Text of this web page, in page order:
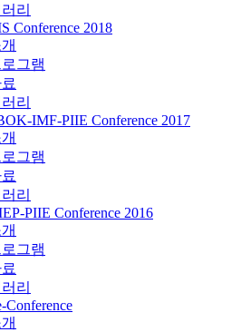
리
Conference 2018
로그램
리
IMF-PIIE Conference 2017
로그램
리
PIIE Conference 2016
로그램
리
Conference